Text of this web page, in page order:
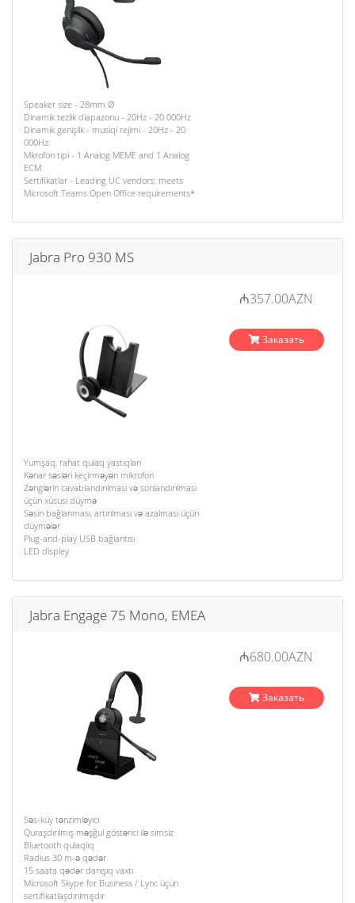
Speaker size - 28mm Ø
Dinamik tezlik diapazonu - 20Hz - 20 000Hz
Dinamik genişlik - musiqi rejimi - 20Hz - 20
000Hz
Mkrofon tipi - 1 Analog MEME and 1 Analog
ECM
Sertifikatlar - Leading UC vendors; meets
Microsoft Teams Open Office requirements*
Jabra Pro 930 MS
Yumşaq, rahat qulaq yastıqları
Kənar səsləri keçirməyən mikrofon
Zənglərin cavablandırılması və sonlandırılması
üçün xüsusi düymə
Səsin bağlanması, artırılması və azalması üçün
düymələr
Plug-and-play USB bağlantısı
LED displey
₼357.00AZN
Заказать
Jabra Engage 75 Mono, EMEA
Səs-küy tənzimləyici
Quraşdırılmış məşğul göstərici ilə simsiz
Bluetooth qulaqlıq
Radius 30 m-ə qədər
15 saata qədər danışıq vaxtı
Microsoft Skype for Business / Lync üçün
sertifikatlaşdırılmışdır
₼680.00AZN
Заказать